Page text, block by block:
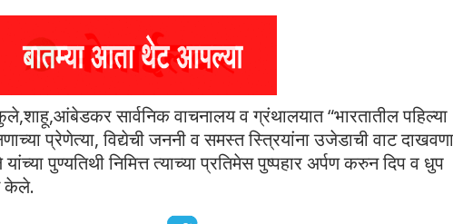
सार्वनिक वाचनालय व ग्रंथालयात “भारतातील पहिल्या
प्रेणेत्या, विद्येची जननी व समस्त स्त्रियांना उजेडाची वाट
पुण्यतिथी निमित्त त्याच्या प्रतिमेस पुष्पहार अर्पण करुन दिप व धुप
केले.